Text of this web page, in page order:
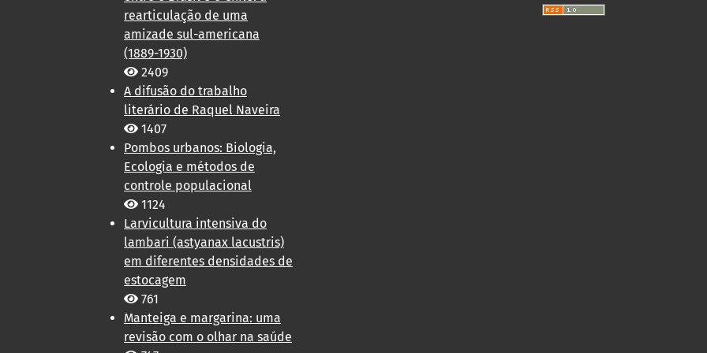
rearticulação de uma
amizade sul-americana
(1889-1930)
2409
A difusão do trabalho
literário de Raquel Naveira
1407
Pombos urbanos: Biologia,
Ecologia e métodos de
controle populacional
1124
Larvicultura intensiva do
lambari (astyanax lacustris)
em diferentes densidades de
estocagem
761
Manteiga e margarina: uma
revisão com o olhar na saúde